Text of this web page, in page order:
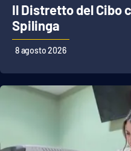
Lacapitalenews.it
Ilreggino.it
Ilvibonese.it
Catanzarochannel.it
Il Distretto del Cibo
Spilinga
8 agosto 2026